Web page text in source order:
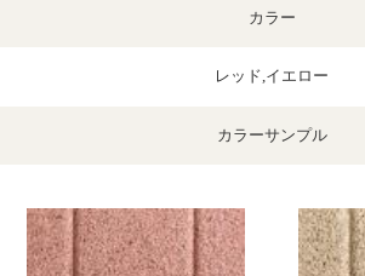
カラー
レッド,イエロー
カラーサンプル